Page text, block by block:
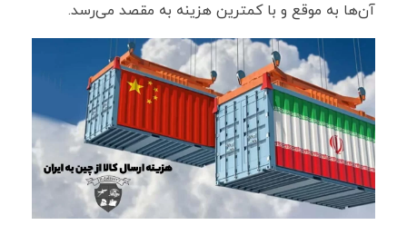
آن‌ها به موقع و با کمترین هزینه به مقصد می‌رسد.